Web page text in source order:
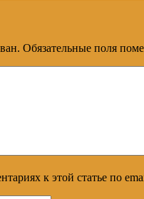
Обязательные поля
к этой статье по